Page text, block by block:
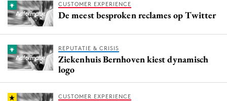
CUSTOMER EXPERIENCE
De meest besproken reclames op Twitter
REPUTATIE & CRISIS
Ziekenhuis Bernhoven kiest dynamisch
logo
CUSTOMER EXPERIENCE